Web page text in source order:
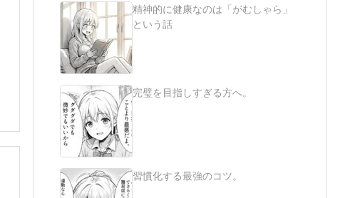
精神的に健康なのは「がむしゃら」
という話
完璧を目指しすぎる方へ。
習慣化する最強のコツ。